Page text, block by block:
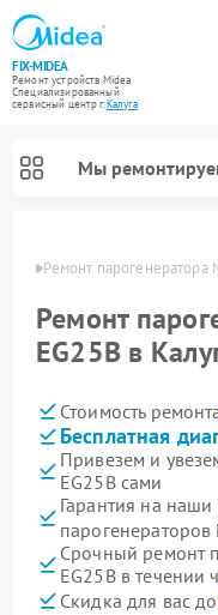
FIX-MIDEA
Ремонт устройств Midea
Специализированный
cервисный центр г.Калуга
Мы
Ремонт парогенератора
Ремонт
EG25B в
Стоимость
Бесплатная
Привезем и
EG25B сами
Гарантия на
парогенераторов
Срочный ремонт
EG25B в течении
Скидка для вас до